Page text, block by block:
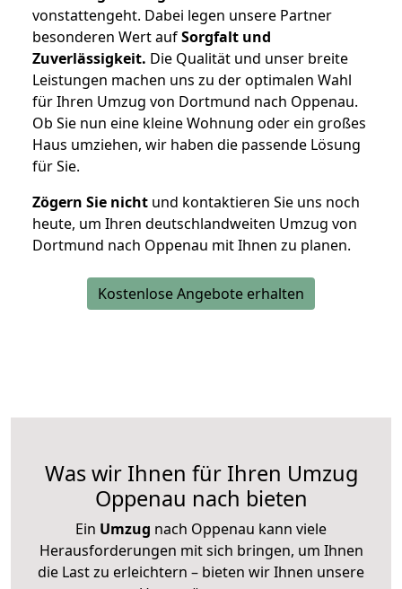
vonstattengeht. Dabei legen unsere Partner
besonderen Wert aufSorgfalt und
Zuverlässigkeit. Die Qualität und unser breite
Leistungen machen uns zu der optimalen Wahl
für Ihren Umzug von Dortmund nach Oppenau.
Ob Sie nun eine kleine Wohnung oder ein großes
Haus umziehen, wir haben die passende Lösung
für Sie.
Zögern Sie nicht und kontaktieren Sie uns noch
heute, um Ihren deutschlandweiten Umzug von
Dortmund nach Oppenau mit Ihnen zu planen.
Kostenlose Angebote erhalten
Was wir Ihnen für Ihren Umzug
Oppenau nach bieten
Ein Umzug nach Oppenau kann viele
Herausforderungen mit sich bringen, um Ihnen
die Last zu erleichtern – bieten wir Ihnen unsere